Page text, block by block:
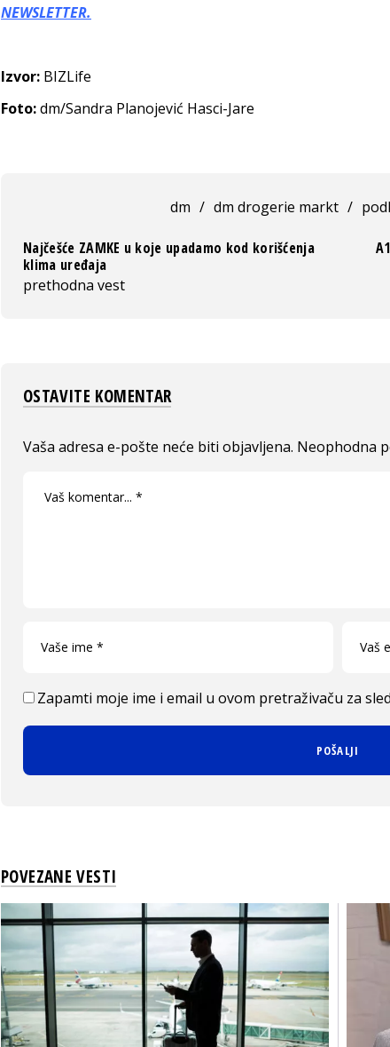
NEWSLETTER.
Izvor: BIZLife
Foto:dm/Sandra Planojević Hasci-Jare
dm / dm drogerie markt /
Najčešće ZAMKE u koje upadamo kod korišćenja
klima uređaja
prethodna vest
OSTAVITE KOMENTAR
Vaša adresa e-pošte neće biti objavljena. Neophodna
Zapamti moje ime i email u ovom pretraživaču za
POVEZANE VESTI